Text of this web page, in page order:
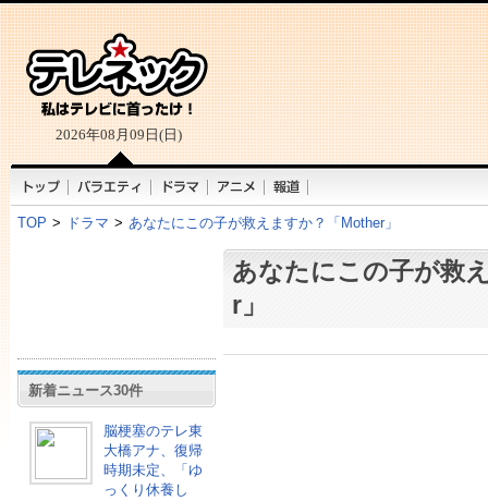
2026年08月09日(日)
TOP > ドラマ > あなたにこの子が救えますか？「Mother」
新着ニュース30件
脳梗塞のテレ東
大橋アナ、復帰
時期未定、「ゆ
っくり休養し
あなたにこの子が救
r」